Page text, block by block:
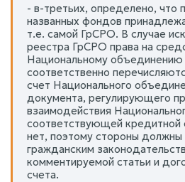
- в-третьих, определено, что
названных фондов
т.е. самой ГрСРО. В случае
реестра ГрСРО права на
Национальному
соответственно
счет Национального
документа, регулирующего
взаимодействия
соответствующей кредитной
нет, поэтому стороны должны
гражданским
комментируемой статьи и
счета.